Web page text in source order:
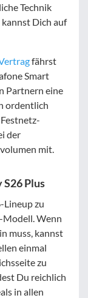
Technik
Dich auf
fährst
Smart
Partnern eine
ordentlich
der
mit.
Plus
Lineup zu
Modell. Wenn
muss, kannst
einmal
zu
Du reichlich
in allen